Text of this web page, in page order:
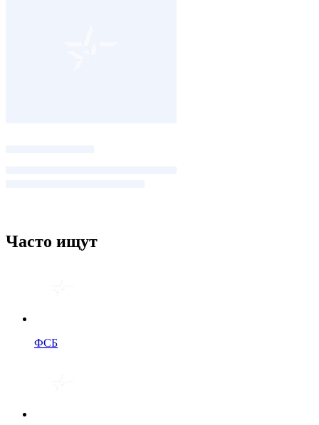
Часто ищут
ФСБ